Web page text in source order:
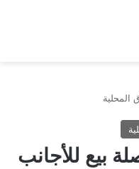
المحلية
بيع للأجانب